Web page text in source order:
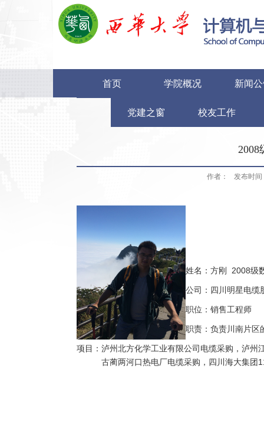
首页 学院概况 新闻
党建之窗 校友工作
2008
作者： 发布时
姓名： 方刚 2008级
公司： 四川明星电缆
职位： 销售工程师
职责： 负责川南片区
项目： 泸州北方化学工业有限公司电缆采购，泸州
古蔺两河口热电厂电缆采购，四川海大集团